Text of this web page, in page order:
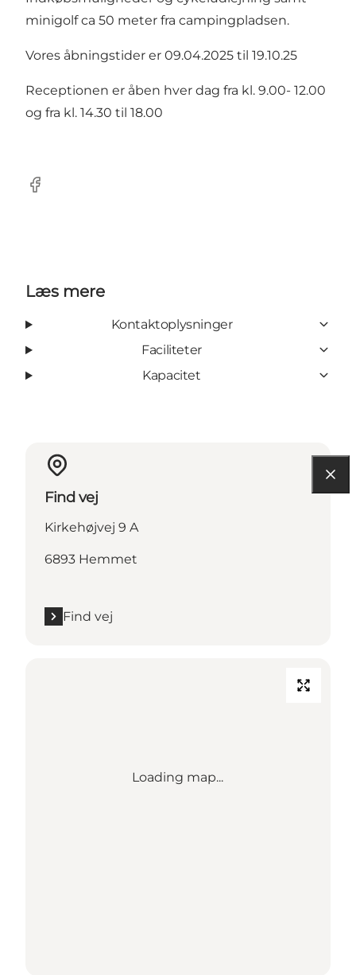
minigolf ca 50 meter fra campingpladsen.
Vores åbningstider er 09.04.2025 til 19.10.25
Receptionen er åben hver dag fra kl. 9.00- 12.00
og fra kl. 14.30 til 18.00
Facebook
Læs mere
Kontaktoplysninger
Faciliteter
Kapacitet
Find vej
Kirkehøjvej 9 A
6893 Hemmet
Find vej
Loading map...